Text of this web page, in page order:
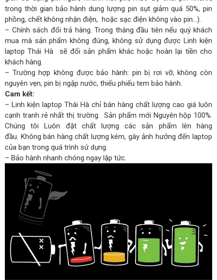
trong thời gian bảo hành dung lượng pin sụt giảm quá 50%, pin
phồng, chết không nhận điện, hoặc sạc điện không vào pin…).
– Chính sách đổi trả hàng. Trong tháng đầu tiên nếu quý khách
mua mà sản phẩm không đúng, không sử dụng được Linh kiện
laptop Thái Hà sẽ đổi sản phẩm khác hoặc hoàn lại tiền cho
khách hàng.
– Trường hợp không được bảo hành: pin bị rơi vỡ, không còn
nguyên vẹn, pin bị ngập nước, thiếu phiếu tem bảo hành.
Cam kết:
– Linh kiện laptop Thái Hà chỉ bán hàng chất lượng cao giá luôn
cạnh tranh rẻ nhất thị trường. Sản phẩm mới Nguyên hộp 100%.
Chúng tôi Luôn đặt chất lượng các sản phẩm lên hàng
đầu. Không bán hàng chất lượng kém, gây ảnh hưởng đến laptop
của bạn trong quá trình sử dụng.
– Bảo hành nhanh chóng ngay lập tức.